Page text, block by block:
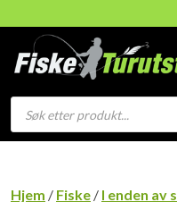
Products
search
Hjem / Fiske / I enden av